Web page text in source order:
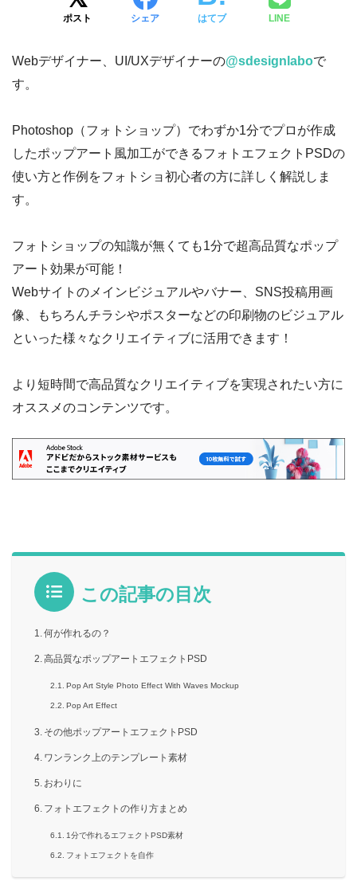
ポスト シェア はてブ LINE
Webデザイナー、UI/UXデザイナーの@sdesignlaboで
す。
Photoshop（フォトショップ）でわずか1分でプロが作成
したポップアート風加工ができるフォトエフェクトPSDの
使い方と作例をフォトショ初心者の方に詳しく解説しま
す。
フォトショップの知識が無くても1分で超高品質なポップ
アート効果が可能！
Webサイトのメインビジュアルやバナー、SNS投稿用画
像、もちろんチラシやポスターなどの印刷物のビジュアル
といった様々なクリエイティブに活用できます！
より短時間で高品質なクリエイティブを実現されたい方に
オススメのコンテンツです。
この記事の目次
何が作れるの？
高品質なポップアートエフェクトPSD
Pop Art Style Photo Effect With Waves Mockup
Pop Art Effect
その他ポップアートエフェクトPSD
ワンランク上のテンプレート素材
おわりに
フォトエフェクトの作り方まとめ
1分で作れるエフェクトPSD素材
フォトエフェクトを自作